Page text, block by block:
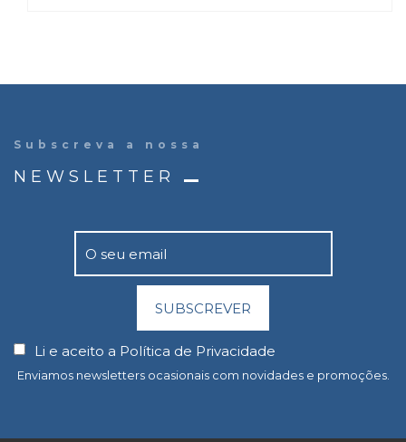
Subscreva a nossa
NEWSLETTER
SUBSCREVER
Li e aceito a Política de Privacidade
Enviamos newsletters ocasionais com novidades e promoções.